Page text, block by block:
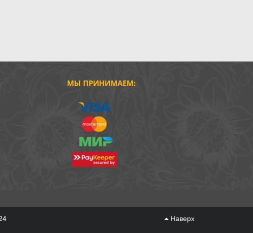
МЫ ПРИНИМАЕМ:
Наверх